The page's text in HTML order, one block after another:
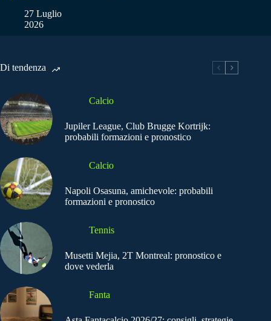
27 Luglio
2026
Di tendenza
Calcio
Jupiler League, Club Brugge Kortrijk:
probabili formazioni e pronostico
Calcio
Napoli Osasuna, amichevole: probabili
formazioni e pronostico
Tennis
Musetti Mejia, 2T Montreal: pronostico e
dove vederla
Fanta